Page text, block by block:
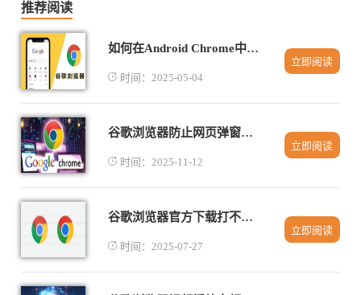
推荐阅读
如何在Android Chrome中管理下载缓存
时间：2025-05-04
立即阅读
谷歌浏览器防止网页弹窗技巧分享
时间：2025-11-12
立即阅读
谷歌浏览器官方下载打不开原因与修复
时间：2025-07-27
立即阅读